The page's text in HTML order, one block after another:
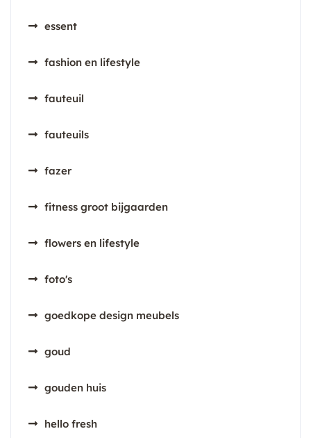
essent
fashion en lifestyle
fauteuil
fauteuils
fazer
fitness groot bijgaarden
flowers en lifestyle
foto's
goedkope design meubels
goud
gouden huis
hello fresh